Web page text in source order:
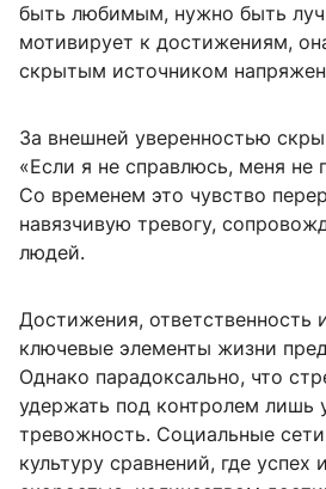
быть любимым, нужно быть
мотивирует к достижениям,
скрытым источником
За внешней уверенностью
«Если я не справлюсь, меня не
Со временем это чувство
навязчивую тревогу,
людей.
Достижения, ответственность
ключевые элементы жизни
Однако парадоксально, что
удержать под контролем лишь
тревожность. Социальные
культуру сравнений, где успех